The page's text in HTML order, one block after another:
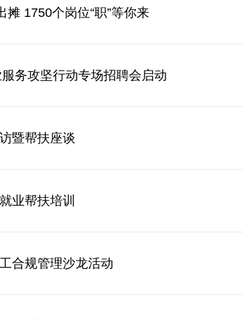
摊 1750个岗位“职”等你来
务攻坚行动专场招聘会启动
暨帮扶座谈
业帮扶培训
合规管理沙龙活动